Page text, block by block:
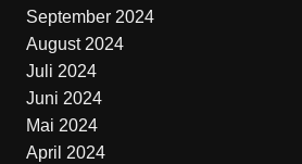
September 2024
August 2024
Juli 2024
Juni 2024
Mai 2024
April 2024